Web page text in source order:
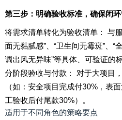
第三步：明确验收标准，确保闭
将需求清单转化为验收清单： 与
面无黏腻感”、“卫生间无霉斑”、“
调出风无异味”等具体、可验证的
分阶段验收与付款： 对于大项目
（如：安全项目完成付30%，表
工验收后付尾款30%）。
适用于不同角色的策略要点